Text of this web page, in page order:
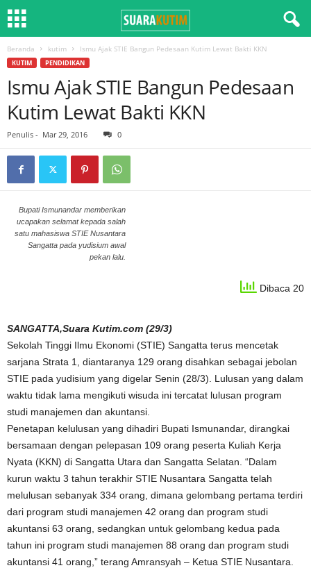
Beranda kutim Ismu Ajak STIE Bangun Pedesaan Kutim Lewat Bakti KKN
KUTIM PENDIDIKAN
Ismu Ajak STIE Bangun Pedesaan
Kutim Lewat Bakti KKN
Penulis - Mar 29, 2016 0
Bupati Ismunandar memberikan
ucapakan selamat kepada salah
satu mahasiswa STIE Nusantara
Sangatta pada yudisium awal
pekan lalu.
Dibaca 20
SANGATTA,Suara Kutim.com (29/3)
Sekolah Tinggi Ilmu Ekonomi (STIE) Sangatta terus mencetak
sarjana Strata 1, diantaranya 129 orang disahkan sebagai jebolan
STIE pada yudisium yang digelar Senin (28/3). Lulusan yang dalam
waktu tidak lama mengikuti wisuda ini tercatat lulusan program
studi manajemen dan akuntansi.
Penetapan kelulusan yang dihadiri Bupati Ismunandar, dirangkai
bersamaan dengan pelepasan 109 orang peserta Kuliah Kerja
Nyata (KKN) di Sangatta Utara dan Sangatta Selatan. “Dalam
kurun waktu 3 tahun terakhir STIE Nusantara Sangatta telah
melulusan sebanyak 334 orang, dimana gelombang pertama terdiri
dari program studi manajemen 42 orang dan program studi
akuntansi 63 orang, sedangkan untuk gelombang kedua pada
tahun ini program studi manajemen 88 orang dan program studi
akuntansi 41 orang,” terang Amransyah – Ketua STIE Nusantara.